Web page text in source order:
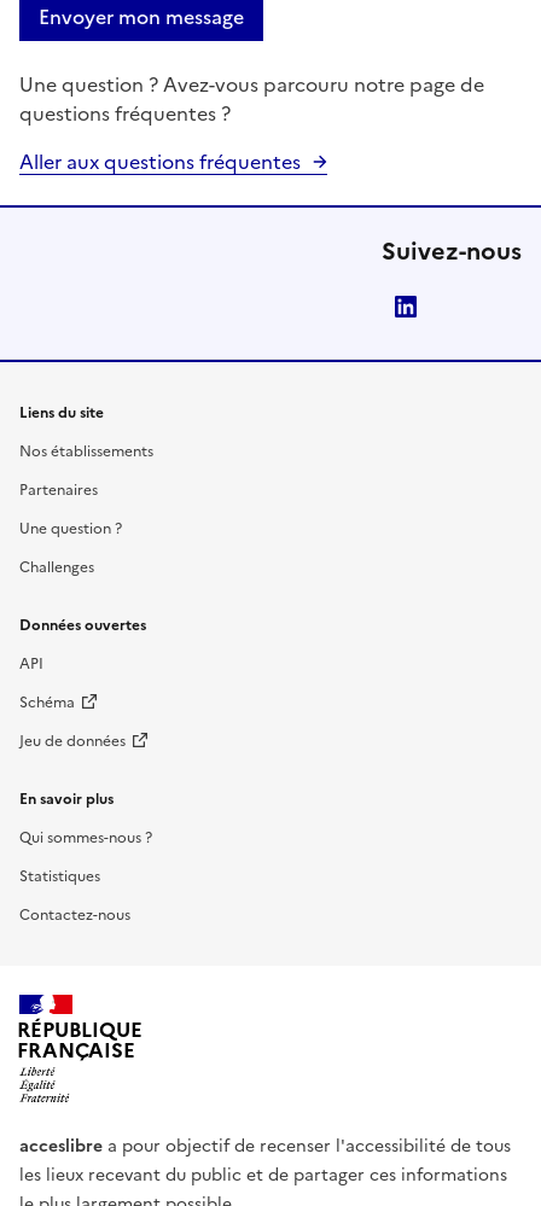
Envoyer mon message
Une question ? Avez-vous parcouru notre page de
questions fréquentes ?
Aller aux questions fréquentes
Suivez-nous
Liens du site
Nos établissements
Partenaires
Une question ?
Challenges
Données ouvertes
API
Schéma
Jeu de données
En savoir plus
Qui sommes-nous ?
Statistiques
Contactez-nous
RÉPUBLIQUE
FRANÇAISE
acceslibre a pour objectif de recenser l'accessibilité de tous
les lieux recevant du public et de partager ces informations